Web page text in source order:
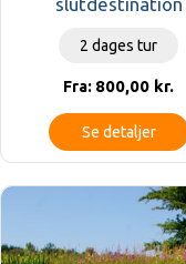
2 dages tur
Fra: 800,00 kr.
Se detaljer